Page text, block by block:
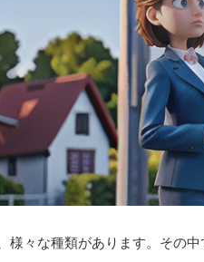
様々な種類があります。その